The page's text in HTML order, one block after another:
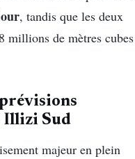
, tandis que les deux
millions de mètres cubes
Illizi Sud
majeur en plein